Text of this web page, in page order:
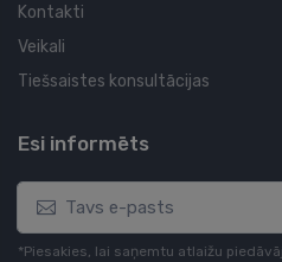
Kontakti
Veikali
Tiešsaistes konsultācijas
Esi informēts
*Piesakies, lai saņemtu atlaižu